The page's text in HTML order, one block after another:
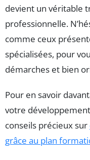
devient un véritable
professionnelle.
comme ceux
spécialisées, pour
démarches et bien
Pour en savoir
votre
conseils précieux sur
grâce au plan